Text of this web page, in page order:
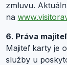
zmluvu.
na
6. Práva
Majiteľ karty je
služby u